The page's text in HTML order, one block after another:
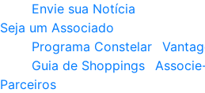
Envie sua Notícia
Seja um Associado
Programa Constelar
Guia de Shoppings
Parceiros